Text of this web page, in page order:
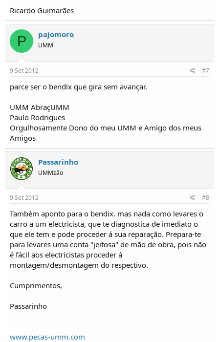
Ricardo Guimarães
P pajomoro
UMM
9 Set 2012 #7
parce ser o bendix que gira sem avançar.
UMM AbraçUMM
Paulo Rodrigues
Orgulhosamente Dono do meu UMM e Amigo dos meus
Amigos
Passarinho
UMMzão
9 Set 2012 #8
Também aponto para o bendix. mas nada como levares o
carro a um electricista, que te diagnostica de imediato o
que ele tem e pode proceder á sua reparação. Prepara-te
para levares uma conta "jeitosa" de mão de obra, pois não
é fácil aos electricistas proceder á
montagem/desmontagem do respectivo.
Cumprimentos,
Passarinho
www.pecas-umm.com